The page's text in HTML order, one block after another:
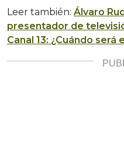
Leer también: Álvaro
presentador de
Canal 13: ¿Cuándo será